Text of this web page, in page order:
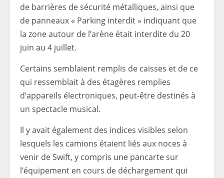
de barrières de sécurité métalliques, ainsi que
de panneaux « Parking interdit » indiquant que
la zone autour de l’arène était interdite du 20
juin au 4 juillet.
Certains semblaient remplis de caisses et de ce
qui ressemblait à des étagères remplies
d’appareils électroniques, peut-être destinés à
un spectacle musical.
Il y avait également des indices visibles selon
lesquels les camions étaient liés aux noces à
venir de Swift, y compris une pancarte sur
l’équipement en cours de déchargement qui